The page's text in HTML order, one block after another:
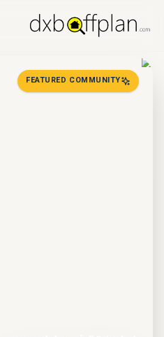
FEATURED COMMUNITY